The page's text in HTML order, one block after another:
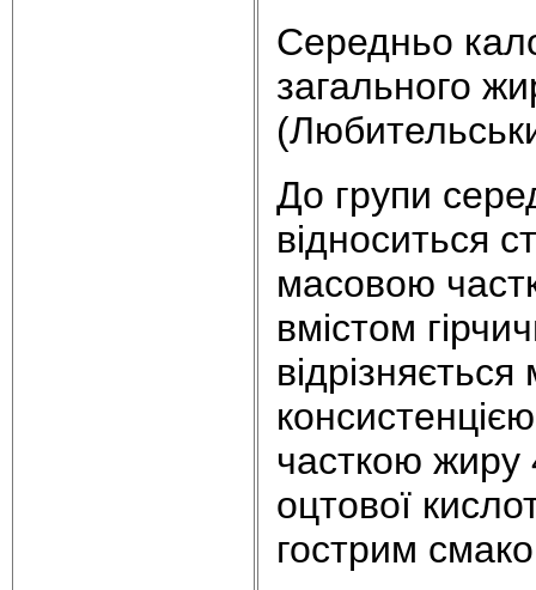
Середньо
загального
До групи
відноситься
масовою
вмістом
часткою жиру
оцтової
гострим